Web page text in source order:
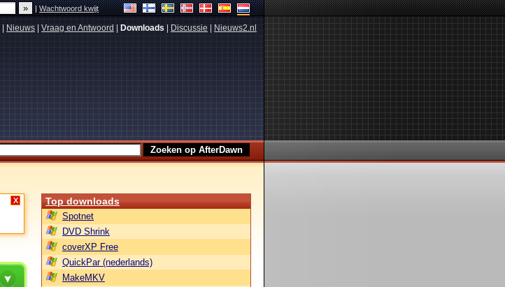
|Wachtwoord kwijt
Nieuws Vraag en Antwoord Downloads Discussie Nieuws2.nl
X Top downloads
Spotnet
DVD Shrink
coverXP Free
QuickPar (nederlands)
MakeMKV